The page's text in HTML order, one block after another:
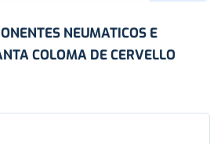
NEUMATICOS E
COLOMA DE CERVELLO